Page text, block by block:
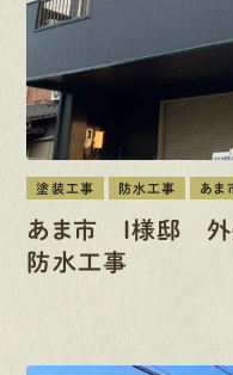
塗装工事 防水工事 あま
あま市 I様邸 外
防水工事